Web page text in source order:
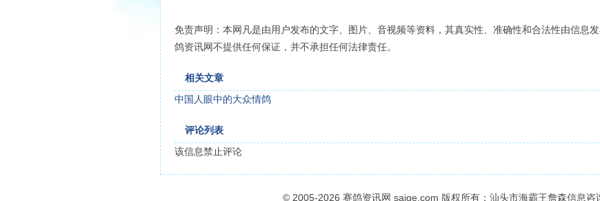
免责声明：本网凡是由用户发布的文字、图片、音视频等资料，其真实性、准确性和合法性由信息
鸽资讯网不提供任何保证，并不承担任何法律责任。
相关文章
中国人眼中的大众情鸽
评论列表
该信息禁止评论
© 2005-2026 赛鸽资讯网 saige.com 版权所有：汕头市海霸王詹森信息咨